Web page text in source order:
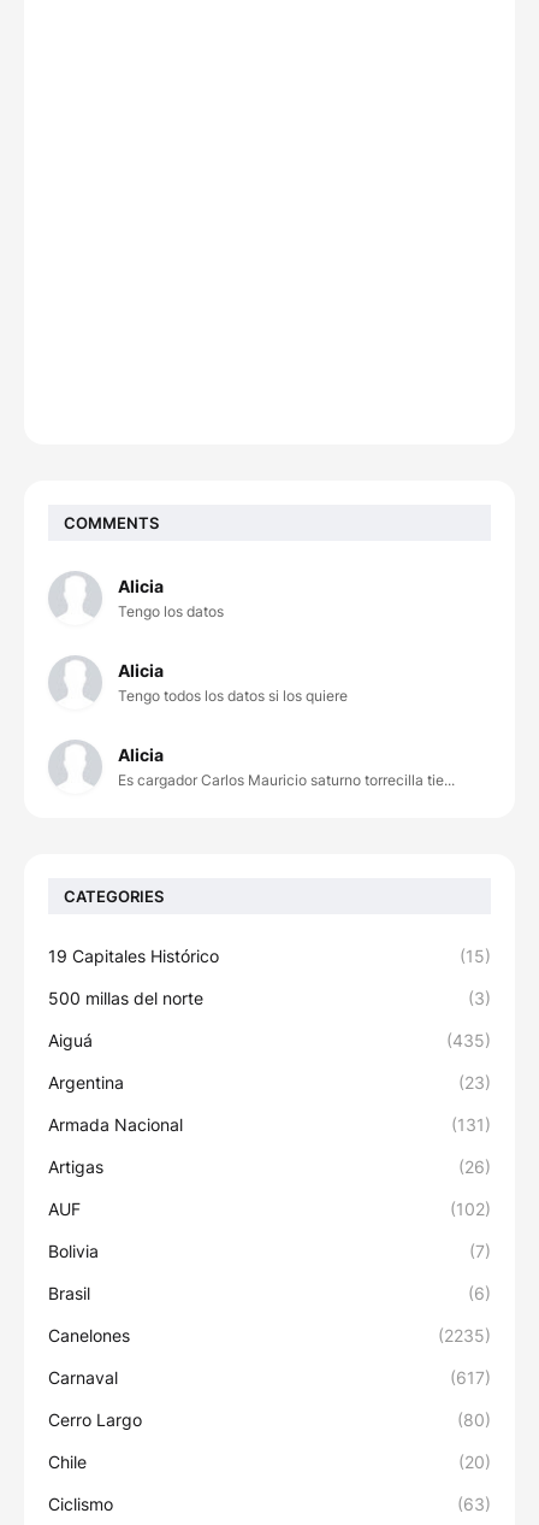
COMMENTS
Alicia
Tengo los datos
Alicia
Tengo todos los datos si los quiere
Alicia
Es cargador Carlos Mauricio saturno torrecilla tie...
CATEGORIES
19 Capitales Histórico (15)
500 millas del norte (3)
Aiguá (435)
Argentina (23)
Armada Nacional (131)
Artigas (26)
AUF (102)
Bolivia (7)
Brasil (6)
Canelones (2235)
Carnaval (617)
Cerro Largo (80)
Chile (20)
Ciclismo (63)